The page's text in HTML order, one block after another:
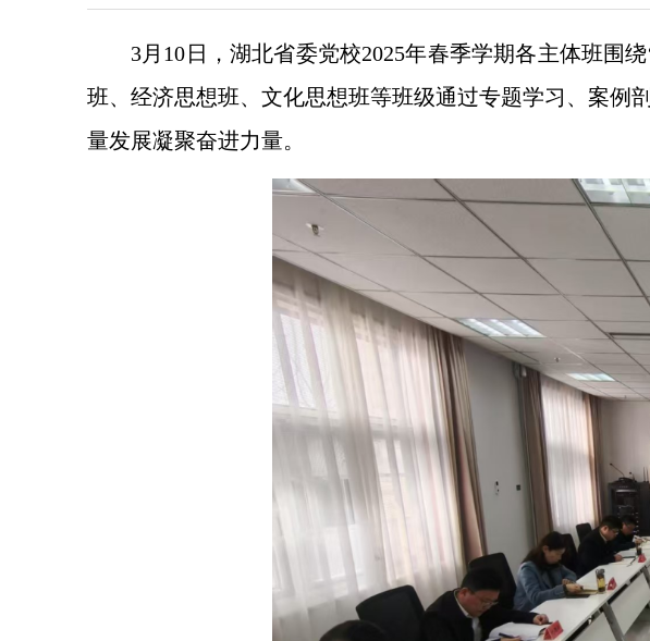
3月10日，湖北省委党校2025年春季学期各主体班围
班、经济思想班、文化思想班等班级通过专题学习、案例
量发展凝聚奋进力量。